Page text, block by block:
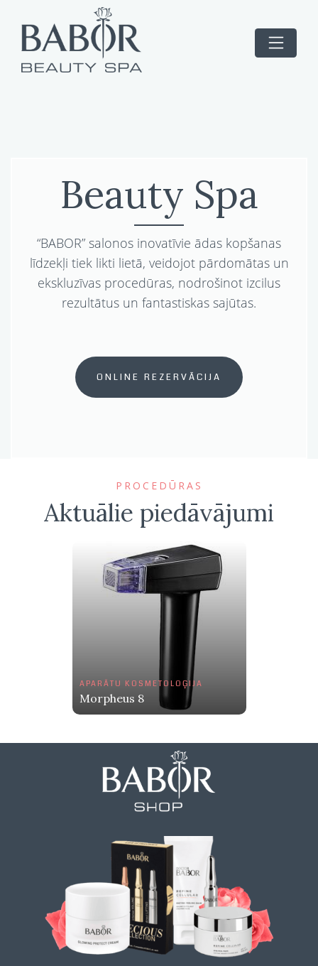
Beauty Spa
“BABOR” salonos inovatīvie ādas kopšanas
līdzekļi tiek likti lietā, veidojot pārdomātas un
ekskluzīvas procedūras, nodrošinot izcilus
rezultātus un fantastiskas sajūtas.
ONLINE REZERVĀCIJA
PROCEDŪRAS
Aktuālie piedāvājumi
APARĀTU KOSMETOLOĢIJA
Morpheus 8